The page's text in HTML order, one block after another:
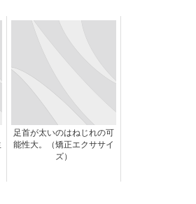
足首が太いのはねじれの可
能性大。（矯正エクササイ
ズ）